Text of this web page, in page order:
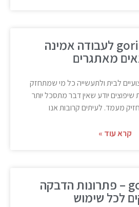
דבקים gorilla לעבודה אמינה
מאתגרים
לבית ולתעשייה כל מי שמתחזק
שיפוצים יודע שאין דבר מתסכל יותר
מעמד. לעיתים קרובות אנו
קרא עוד »
דבקי gorilla – פתרונות הדבקה
לכל שימוש